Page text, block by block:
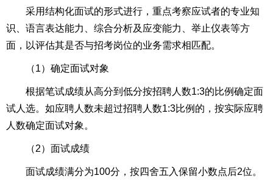
采用结构化面试的形式进行，重点考察应试者的专业知
识、语言表达能力、综合分析及应变能力、举止仪表等方
面，以评估其是否与招考岗位的业务需求相匹配。
（1）确定面试对象
根据笔试成绩从高分到低分按招聘人数1:3的比例确定面
试人选。如应聘人数未超过招聘人数1:3比例的，按实际应聘
人数确定面试对象。
（2）面试成绩
面试成绩满分为100分，按四舍五入保留小数点后2位。